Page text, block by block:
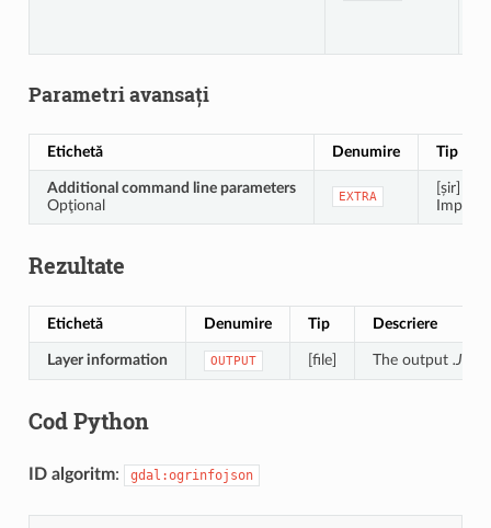
Parametri avansați
Etichetă Denumire Tip
Additional command line parameters
Opţional
EXTRA
[șir]
Rezultate
Etichetă Denumire Tip Descriere
Layer information OUTPUT [file] The output .JSON
Cod Python
ID algoritm: gdal:ogrinfojson